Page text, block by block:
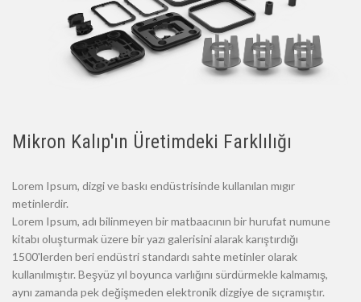
Mikron Kalıp'ın Üretimdeki Farklılığı
Lorem Ipsum, dizgi ve baskı endüstrisinde kullanılan mıgır
metinlerdir.
Lorem Ipsum, adı bilinmeyen bir matbaacının bir hurufat numune
kitabı oluşturmak üzere bir yazı galerisini alarak karıştırdığı
1500'lerden beri endüstri standardı sahte metinler olarak
kullanılmıştır. Beşyüz yıl boyunca varlığını sürdürmekle kalmamış,
aynı zamanda pek değişmeden elektronik dizgiye de sıçramıştır.